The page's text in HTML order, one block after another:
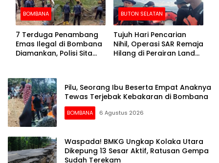
BOMBANA
7 Terduga Penambang
Emas Ilegal di Bombana
Diamankan, Polisi Sita
BUTON SELATAN
Tujuh Hari Pencarian
Nihil, Operasi SAR Remaja
Hilang di Perairan Lande
Pilu, Seorang Ibu Beserta Empat Anaknya
Tewas Terjebak Kebakaran di Bombana
BOMBANA 6 Agustus 2026
Waspada! BMKG Ungkap Kolaka Utara
Dikepung 13 Sesar Aktif, Ratusan Gempa
Sudah Terekam